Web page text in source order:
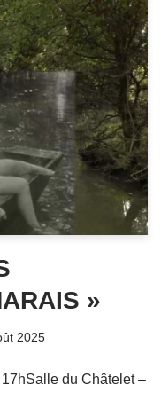
»
2025
du Châtelet –